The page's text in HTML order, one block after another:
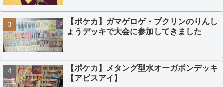
【ポケカ】ガマゲロゲ・プクリンのりんし
ょうデッキで大会に参加してきました
【ポケカ】メタング型水オーガポンデッキ
【アビスアイ】